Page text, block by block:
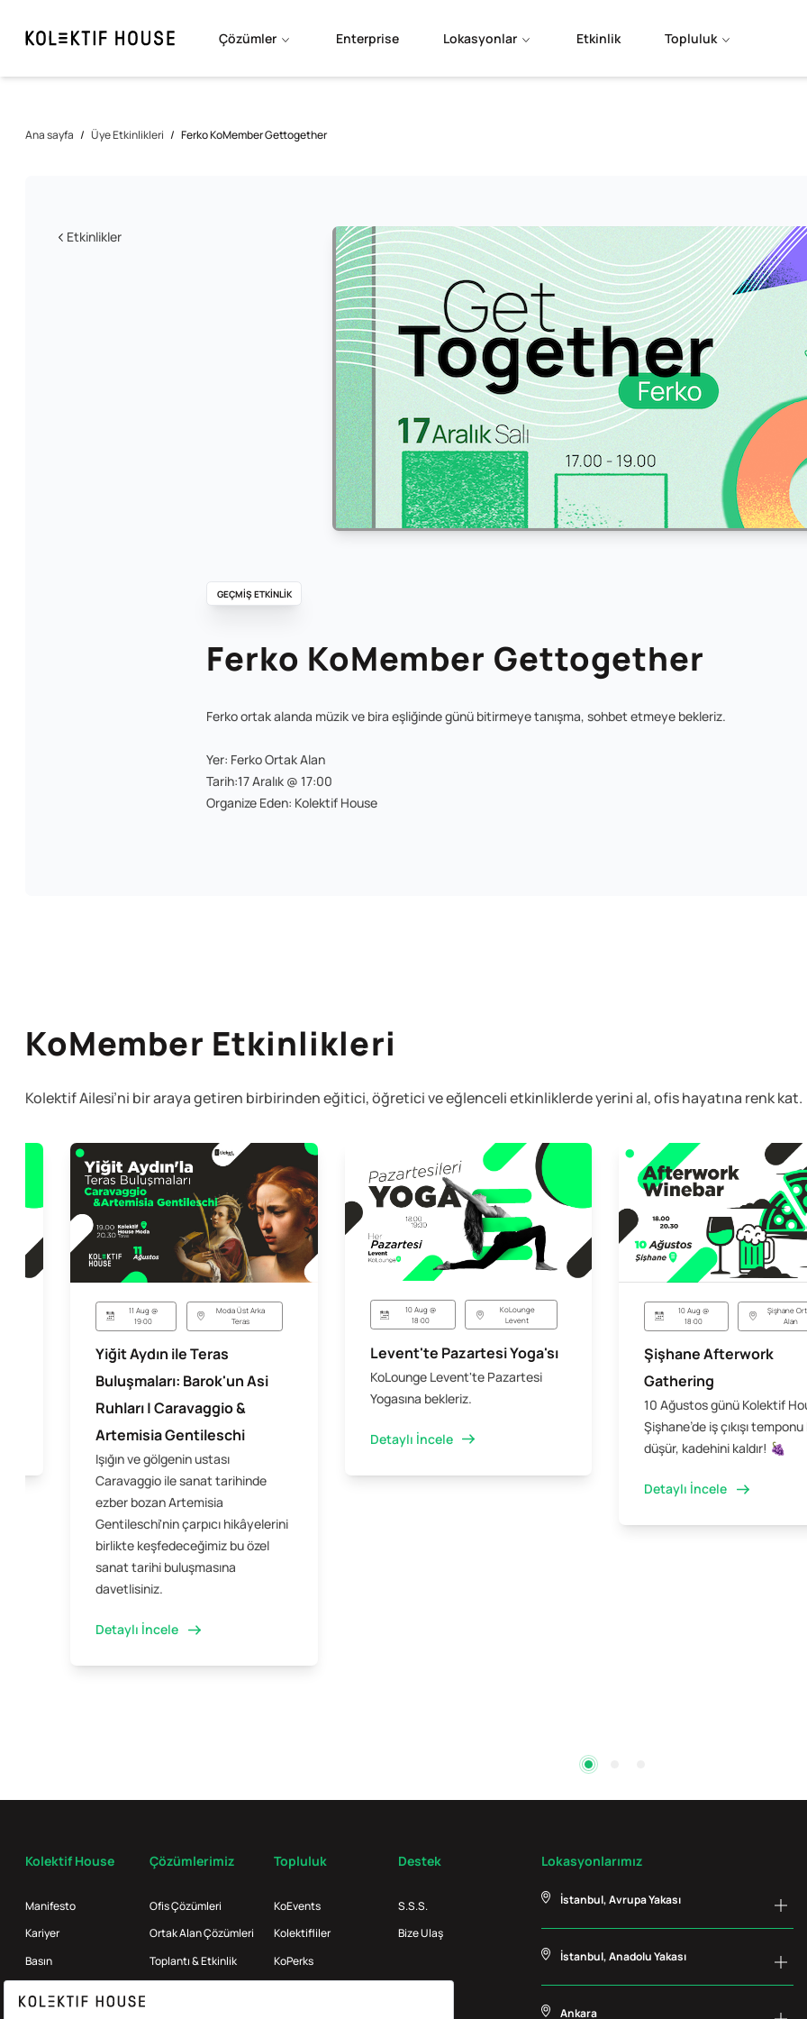
Çözümler Enterprise Lokasyonlar Etkinlik Topluluk
Ana sayfa / Üye Etkinlikleri / Ferko KoMember Gettogether
Etkinlikler
GEÇMİŞ ETKİNLİK
Ferko KoMember Gettogether
Ferko ortak alanda müzik ve bira eşliğinde günü bitirmeye tanışma, sohbet etmeye bekleriz.
Yer: Ferko Ortak Alan
Tarih:17 Aralık @ 17:00
Organize Eden: Kolektif House
KoMember Etkinlikleri
Kolektif Ailesi’ni bir araya getiren birbirinden eğitici, öğretici ve eğlencelietkinliklerde yerini al, ofis hayatına renk kat.
11 Aug @
19:00
Moda Üst Arka
Teras
Yiğit Aydın ile Teras
Buluşmaları: Barok'un Asi
Ruhları | Caravaggio &
Artemisia Gentileschi
Işığın ve gölgenin ustası
Caravaggio ile sanat tarihinde
ezber bozan Artemisia
Gentileschi'nin çarpıcı hikâyelerini
birlikte keşfedeceğimiz bu özel
sanat tarihi buluşmasına
davetlisiniz.
Detaylı İncele
10 Aug @
18:00
KoLounge
Levent
Levent'te Pazartesi Yoga'sı
KoLounge Levent'te Pazartesi
Yogasına bekleriz.
Detaylı İncele
10 Aug @
18:00
Şişhane
Alan
Şişhane Afterwork
Gathering
10 Ağustos günü Kolektif
Şişhane’de iş çıkışı
düşür, kadehini kaldır! 🍇
Detaylı İncele
Kolektif House
Manifesto
Kariyer
Basın
Çözümlerimiz
Ofis Çözümleri
Ortak Alan Çözümleri
Toplantı & Etkinlik
Topluluk
KoEvents
Kolektifliler
KoPerks
Destek
S.S.S.
Bize Ulaş
Lokasyonlarımız
İstanbul, Avrupa Yakası
İstanbul, Anadolu Yakası
Ankara